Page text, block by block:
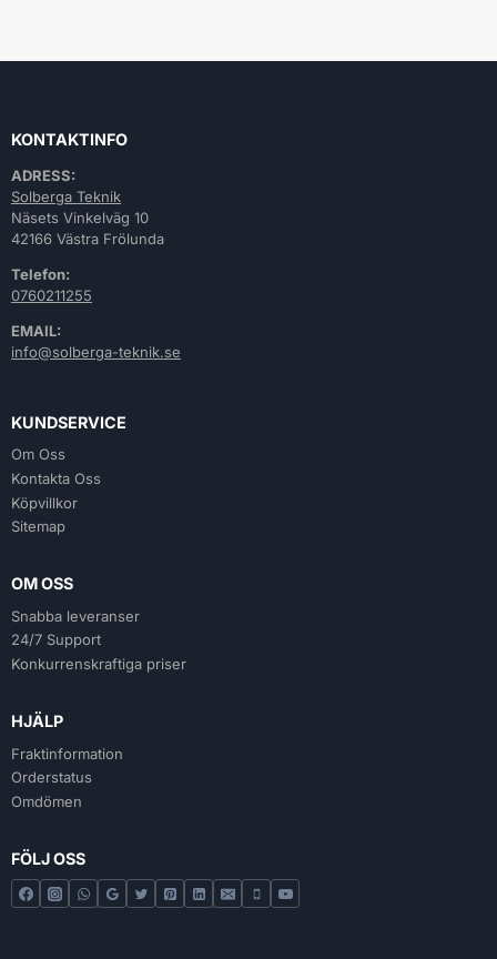
KONTAKTINFO
ADRESS:
Solberga Teknik
Näsets Vinkelväg 10
42166 Västra Frölunda
Telefon:
0760211255
EMAIL:
info@solberga-teknik.se
KUNDSERVICE
Om Oss
Kontakta Oss
Köpvillkor
Sitemap
OM OSS
Snabba leveranser
24/7 Support
Konkurrenskraftiga priser
HJÄLP
Fraktinformation
Orderstatus
Omdömen
FÖLJ OSS